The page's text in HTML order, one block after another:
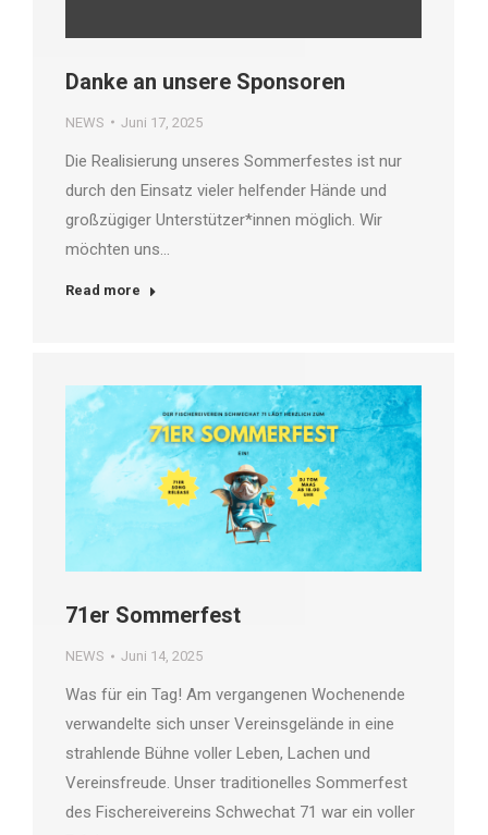
Danke an unsere Sponsoren
NEWS Juni 17, 2025
Die Realisierung unseres Sommerfestes ist nur
durch den Einsatz vieler helfender Hände und
großzügiger Unterstützer*innen möglich. Wir
möchten uns…
Read more
71er Sommerfest
NEWS Juni 14, 2025
Was für ein Tag! Am vergangenen Wochenende
verwandelte sich unser Vereinsgelände in eine
strahlende Bühne voller Leben, Lachen und
Vereinsfreude. Unser traditionelles Sommerfest
des Fischereivereins Schwechat 71 war ein voller